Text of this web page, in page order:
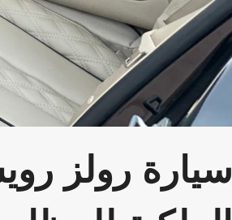
سيارة رولز